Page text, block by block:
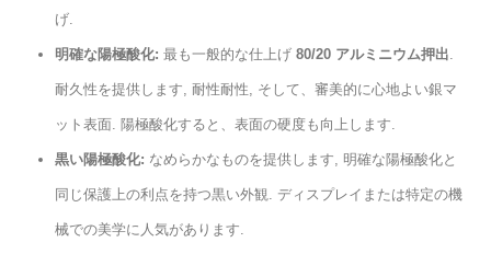
げ.
明確な陽極酸化: 最も一般的な仕上げ 80/20 アルミニウム押出
耐久性を提供します, 耐性耐性, そして、審美的に心地よい銀マ
ット表面. 陽極酸化すると、表面の硬度も向上します.
黒い陽極酸化: なめらかなものを提供します, 明確な陽極酸化と
同じ保護上の利点を持つ黒い外観. ディスプレイまたは特定の機
械での美学に人気があります.